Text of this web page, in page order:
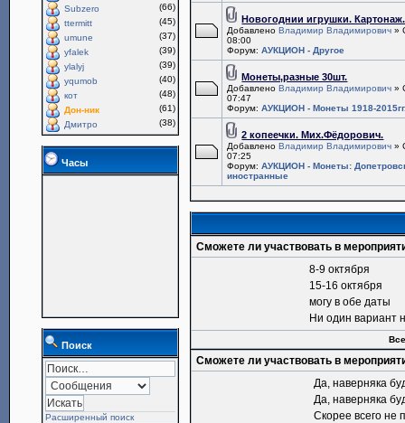
Subzero
(66)
ttermitt
(45)
umune
(37)
yfalek
(39)
ylalyj
(39)
yqumob
(40)
кот
(48)
Дон-ник
(61)
Дмитро
(38)
Часы
Поиск
Расширенный поиск
Новогоднии игрушки. Картонаж.
ДобавленоВладимир Владимирович »
08:00
Форум:АУКЦИОН - Другое
Монеты,разные 30шт.
ДобавленоВладимир Владимирович »
07:47
Форум:АУКЦИОН - Монеты 1918-
2 копеечки. Мих.Фёдорович.
ДобавленоВладимир Владимирович »
07:25
Форум:АУКЦИОН - Монеты:
иностранные
Сможете ли участвовать в
8-9 октября
15-16 октября
могу в обе даты
Ни один вариант
Сможете ли участвовать в
Да, наверняка
Да, наверняка
Скорее всего не